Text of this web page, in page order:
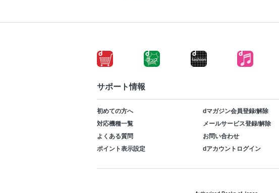
サポート情報
初めての方へ
dマガジン会員登録/解除
対応機種一覧
メールサービス登録/解除
よくある質問
お問い合わせ
ポイント表示設定
dアカウントログイン